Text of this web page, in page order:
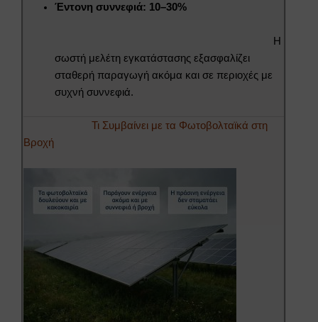
Έντονη συννεφιά: 10–30%
Η
σωστή μελέτη εγκατάστασης εξασφαλίζει
σταθερή παραγωγή ακόμα και σε περιοχές με
συχνή συννεφιά.
Τι Συμβαίνει με τα Φωτοβολταϊκά στη
Βροχή